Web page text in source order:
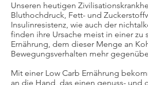
Unseren heutigen
Bluthochdruck, Fett- und
Insulinresistenz, wie auch der
finden ihre Ursache meist in einer
Ernährung, dem dieser Menge an
Bewegungsverhalten mehr
Mit einer Low Carb Ernährung
an die Hand, das einen genuss- und